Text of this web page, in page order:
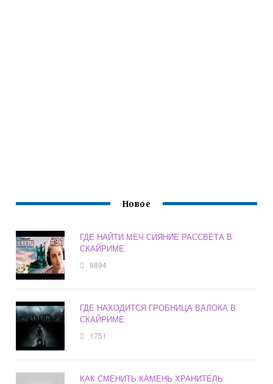
Новое
ГДЕ НАЙТИ МЕЧ СИЯНИЕ РАССВЕТА В
СКАЙРИМЕ
9894
ГДЕ НАХОДИТСЯ ГРОБНИЦА ВАЛОКА В
СКАЙРИМЕ
1751
КАК СМЕНИТЬ КАМЕНЬ ХРАНИТЕЛЬ